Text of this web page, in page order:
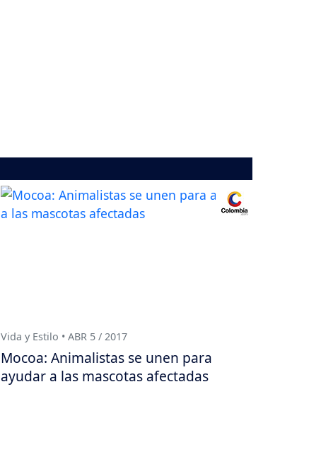
Vida y Estilo • ABR 5 / 2017
Mocoa: Animalistas se unen para
ayudar a las mascotas afectadas